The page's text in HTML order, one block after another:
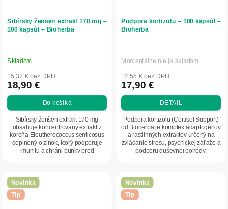
Sibírsky ženšen extrakt 170 mg –
100 kapsúl – Bioherba
Skladom
15,37 € bez DPH
18,90 €
Do košíka
Sibírsky ženšen extrakt 170 mg
obsahuje koncentrovaný extrakt z
koreňa Eleutherococcus senticosus
doplnený o zinok, ktorý podporuje
imunitu a chráni bunky pred
Podpora kortizolu – 100 kapsúl –
Bioherba
Momentálne nie je skladom
14,55 € bez DPH
17,90 €
DETAIL
Podpora kortizolu (Cortisol Support)
od Bioherba je komplex adaptogénov
a rastlinných extraktov určený na
zvládanie stresu, psychickej záťaže a
podporu duševnej pohody.
Novinka
Tip
Novinka
Tip